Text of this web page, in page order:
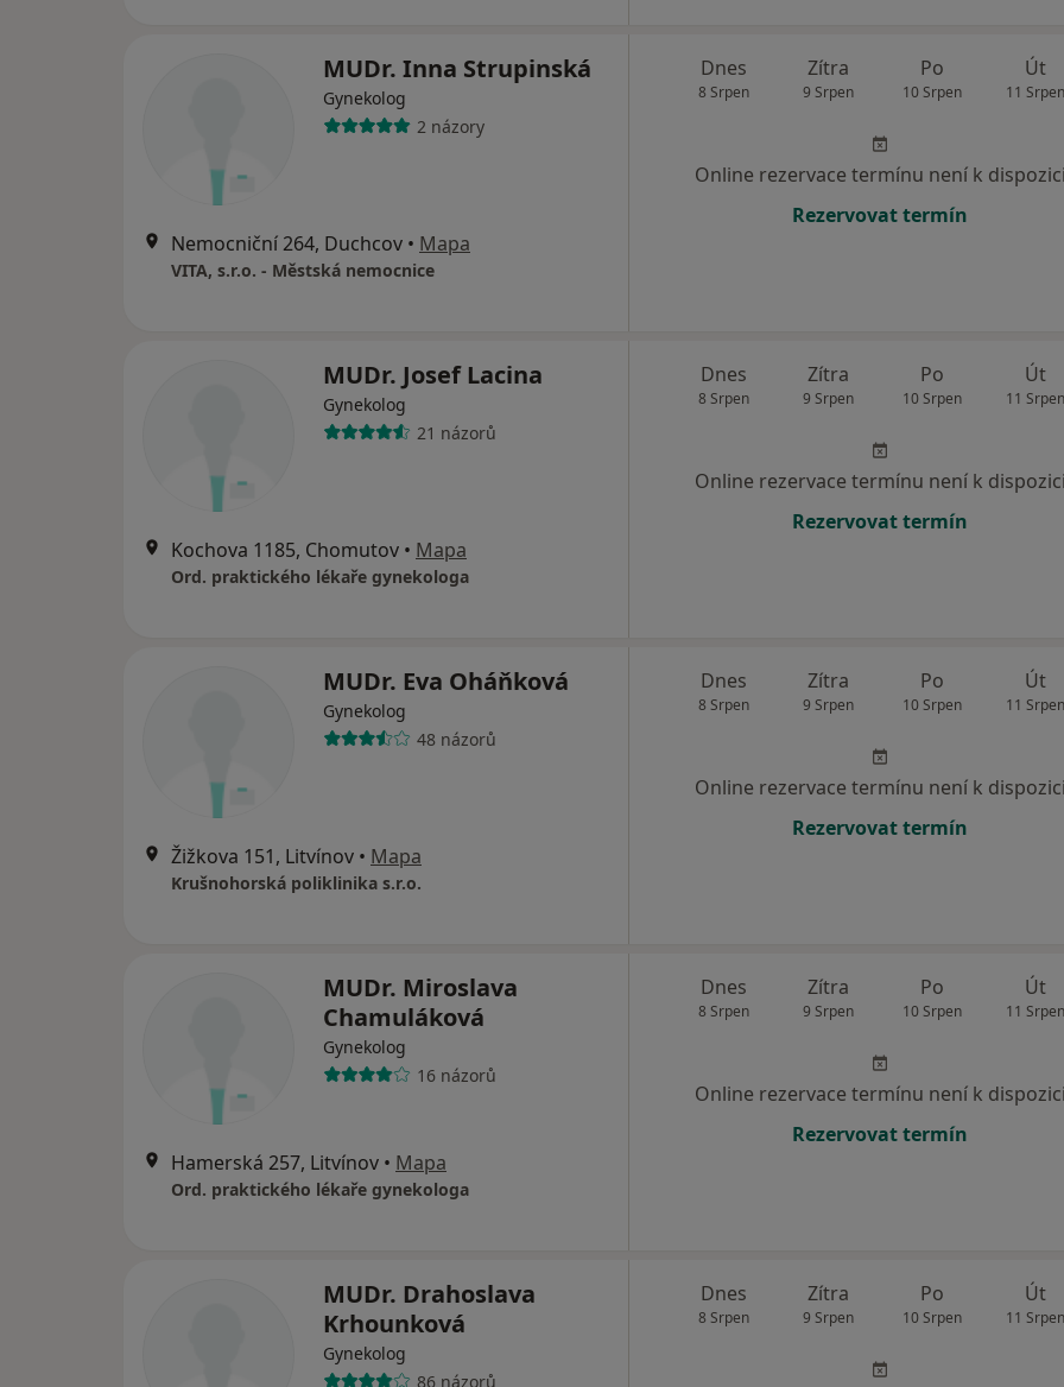
MUDr. Inna Strupinská
Gynekolog
2 názory
Nemocniční 264, Duchcov • Mapa
VITA, s.r.o. - Městská nemocnice
Dnes
8 Srpen
Zítra
9 Srpen
Po
10 Srpen
Út
11 Srpen
Online rezervace termínu není k dispozici
Rezervovat termín
MUDr. Josef Lacina
Gynekolog
21 názorů
Kochova 1185, Chomutov • Mapa
Ord. praktického lékaře gynekologa
Dnes
8 Srpen
Zítra
9 Srpen
Po
10 Srpen
Út
11 Srpen
Online rezervace termínu není k dispozici
Rezervovat termín
MUDr. Eva Oháňková
Gynekolog
48 názorů
Žižkova 151, Litvínov • Mapa
Krušnohorská poliklinika s.r.o.
Dnes
8 Srpen
Zítra
9 Srpen
Po
10 Srpen
Út
11 Srpen
Online rezervace termínu není k dispozici
Rezervovat termín
MUDr. Miroslava
Chamuláková
Gynekolog
16 názorů
Hamerská 257, Litvínov • Mapa
Ord. praktického lékaře gynekologa
Dnes
8 Srpen
Zítra
9 Srpen
Po
10 Srpen
Út
11 Srpen
Online rezervace termínu není k dispozici
Rezervovat termín
MUDr. Drahoslava
Krhounková
Gynekolog
86 názorů
Dnes
8 Srpen
Zítra
9 Srpen
Po
10 Srpen
Út
11 Srpen